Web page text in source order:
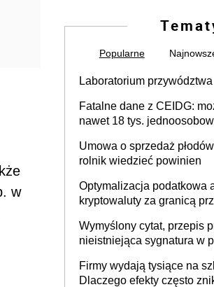
w
Popularne
Laboratorium przywództwa
Fatalne dane z CEIDG:
nawet 18 tys.
Umowa o sprzedaż
rolnik wiedzieć powinien
Optymalizacja podatkowa
kryptowaluty za granicą
Wymyślony cytat, przepis
nieistniejąca sygnatura w
firmie
Firmy wydają tysiące na
Dlaczego efekty często